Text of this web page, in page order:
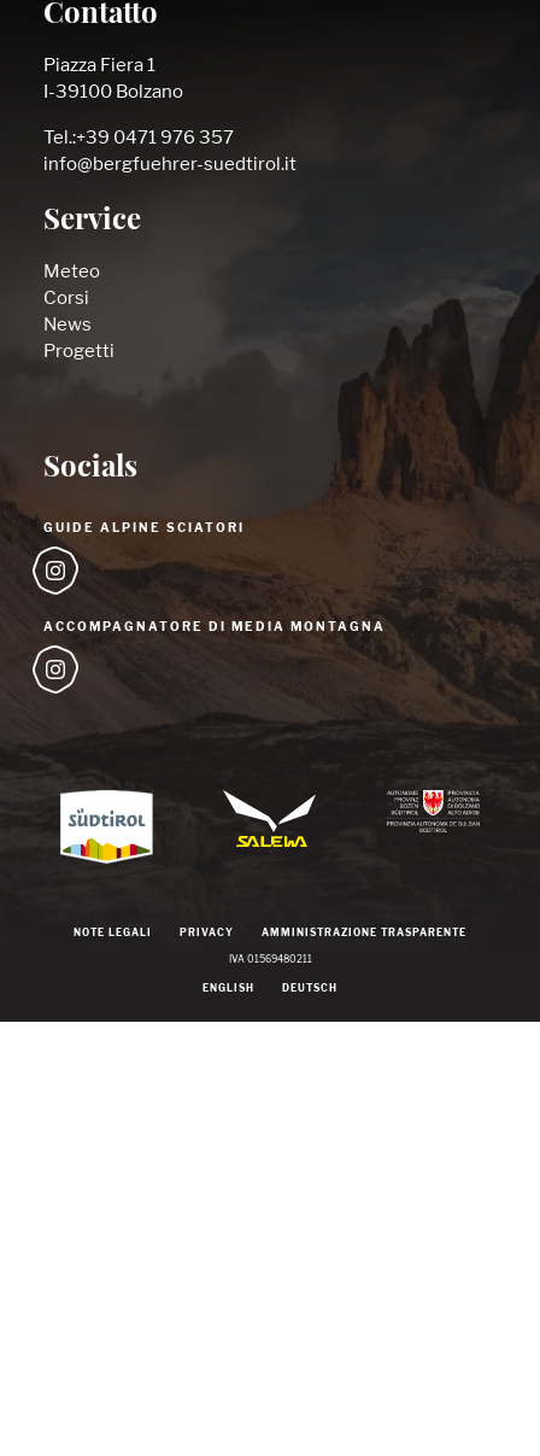
Contatto
Piazza Fiera 1
I-39100 Bolzano
Tel.:+39 0471 976 357
info@bergfuehrer-suedtirol.it
Service
Meteo
Corsi
News
Progetti
Socials
GUIDE ALPINE SCIATORI
ACCOMPAGNATORE DI MEDIA MONTAGNA
NOTE LEGALI PRIVACY AMMINISTRAZIONE TRASPARENTE
IVA 01569480211
ENGLISH DEUTSCH